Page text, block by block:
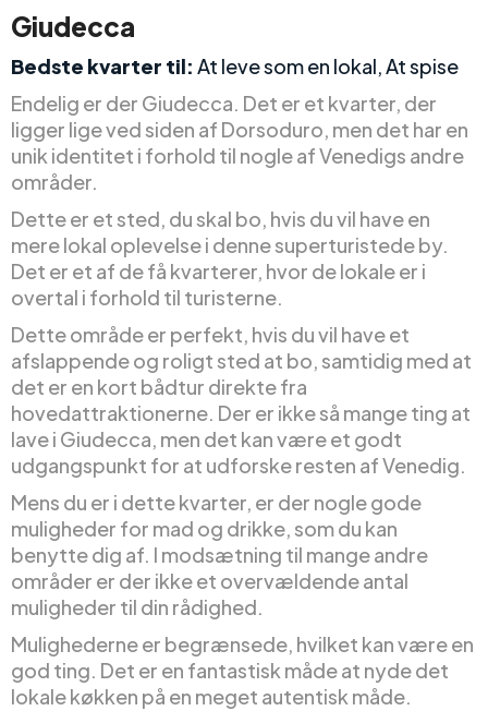
Giudecca
Bedste kvarter til: At leve som en lokal, At spise
Endelig er der Giudecca. Det er et kvarter, der
ligger lige ved siden af Dorsoduro, men det har en
unik identitet i forhold til nogle af Venedigs andre
områder.
Dette er et sted, du skal bo, hvis du vil have en
mere lokal oplevelse i denne superturistede by.
Det er et af de få kvarterer, hvor de lokale er i
overtal i forhold til turisterne.
Dette område er perfekt, hvis du vil have et
afslappende og roligt sted at bo, samtidig med at
det er en kort bådtur direkte fra
hovedattraktionerne. Der er ikke så mange ting at
lave i Giudecca, men det kan være et godt
udgangspunkt for at udforske resten af Venedig.
Mens du er i dette kvarter, er der nogle gode
muligheder for mad og drikke, som du kan
benytte dig af. I modsætning til mange andre
områder er der ikke et overvældende antal
muligheder til din rådighed.
Mulighederne er begrænsede, hvilket kan være en
god ting. Det er en fantastisk måde at nyde det
lokale køkken på en meget autentisk måde.